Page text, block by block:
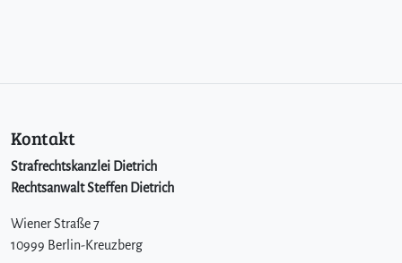
Kontakt
Strafrechtskanzlei Dietrich
Rechtsanwalt Steffen Dietrich
Wiener Straße 7
10999 Berlin-Kreuzberg